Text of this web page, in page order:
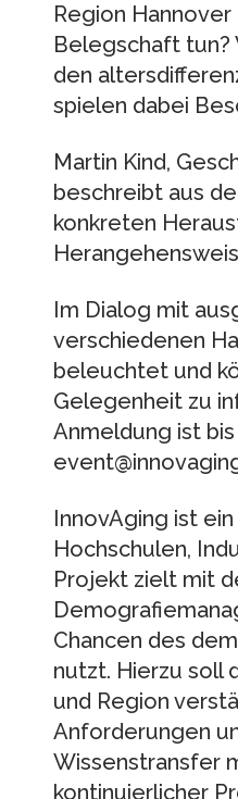
Region
Belegschaft tun?
den
spielen dabei
Martin Kind,
beschreibt aus
konkreten
Im Dialog mit
verschiedenen
beleuchtet und
Gelegenheit zu
Anmeldung ist
InnovAging ist
Hochschulen,
Projekt zielt mit
Chancen des
nutzt. Hierzu soll
und Region
Anforderungen
Wissenstransfer
kontinuierlicher